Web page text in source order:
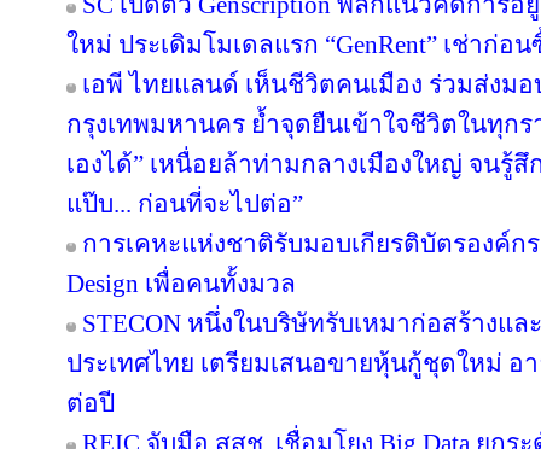
ใหม่ ประเดิมโมเดลแรก “GenRent” เช่าก่อ
เอพี ไทยแลนด์ เห็นชีวิตคนเมือง ร่วมส่งมอ
กรุงเทพมหานคร ย้ำจุดยืนเข้าใจชีวิตในทุกร
เองได้” เหนื่อยล้าท่ามกลางเมืองใหญ่ จนรู้
แป๊บ... ก่อนที่จะไปต่อ”
การเคหะแห่งชาติรับมอบเกียรติบัตรองค์ก
Design เพื่อคนทั้งมวล
STECON หนึ่งในบริษัทรับเหมาก่อสร้างแ
ประเทศไทย เตรียมเสนอขายหุ้นกู้ชุดใหม่ อ
ต่อปี
REIC จับมือ สสช. เชื่อมโยง Big Data ยก